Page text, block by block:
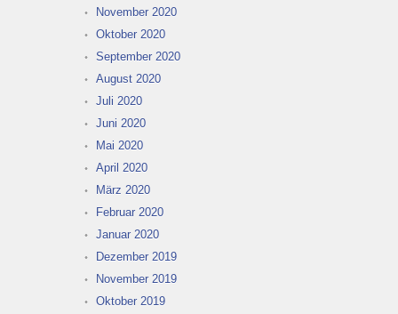
November 2020
Oktober 2020
September 2020
August 2020
Juli 2020
Juni 2020
Mai 2020
April 2020
März 2020
Februar 2020
Januar 2020
Dezember 2019
November 2019
Oktober 2019